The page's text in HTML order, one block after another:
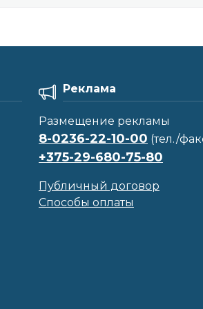
Реклама
Размещение рекламы
8-0236-22-10-00 (тел./
+375-29-680-75-80
Публичный договор
Способы оплаты